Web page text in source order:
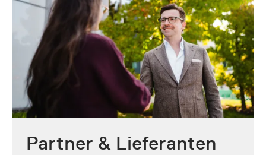
Partner & Lieferanten